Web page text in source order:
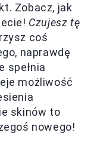
Zobacz, jak
Czujesz tę
coś
naprawdę
spełnia
możliwość
skinów to
nowego!